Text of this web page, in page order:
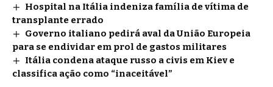
Hospital na Itália indeniza família de vítima de
transplante errado
Governo italiano pedirá aval da União Europeia
para se endividar em prol de gastos militares
Itália condena ataque russo a civis em Kiev e
classifica ação como “inaceitável”